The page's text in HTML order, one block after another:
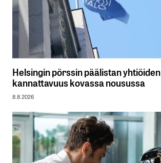
Helsingin pörssin päälistan yhtiöiden
kannattavuus kovassa nousussa
8.8.2026